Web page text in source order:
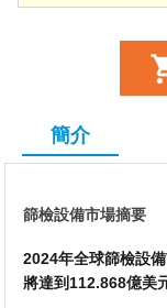
簡介
篩檢設備市場摘要
2024年全球篩檢設
將達到112.868億美